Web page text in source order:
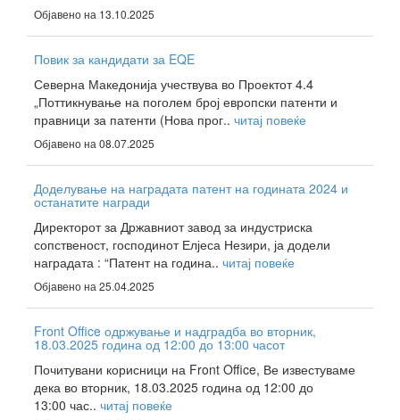
Објавено на 13.10.2025
Повик за кандидати за EQE
Северна Македонија учествува во Проектот 4.4
„Поттикнување на поголем број европски патенти и
правници за патенти (Нова прог.. читај повеќе
Објавено на 08.07.2025
Доделување на наградата патент на годината 2024 и
останатите награди
Директорот за Државниот завод за индустриска
сопственост, господинот Елјеса Незири, ја додели
наградата : “Патент на година.. читај повеќе
Објавено на 25.04.2025
Front Office одржување и надградба во вторник,
18.03.2025 година од 12:00 до 13:00 часот
Почитувани корисници на Front Office, Ве известуваме
дека во вторник, 18.03.2025 година од 12:00 до
13:00 час.. читај повеќе